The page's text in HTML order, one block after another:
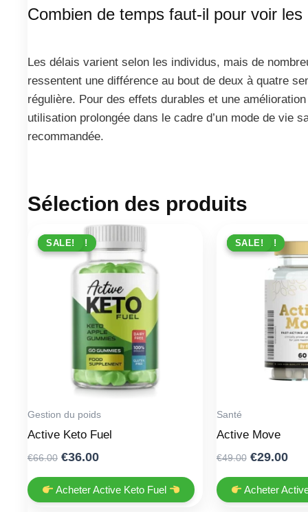
Combien de temps faut-il pour voir
Les délais varient selon les individus, mais de
ressentent une différence au bout de deux à quatre
régulière. Pour des effets durables et une
utilisation prolongée dans le cadre d’un mode de vie
recommandée.
Sélection des produits
PROMO !
SALE!
Gestion du poids
Active Keto Fuel
€66.00 Original
was:
€66.00.
€36.00Current
is:
€36.00.
Acheter Active Keto Fuel
PROMO !
SALE!
Santé
Active Move
€49.00 Original
was:
€49.00.
€29.00
is:
Acheter